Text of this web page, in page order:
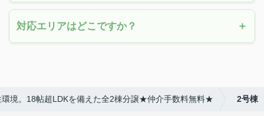
対応エリアはどこですか？
環境。18帖超LDKを備えた全2棟分譲★仲介手数料無料★ 2号棟